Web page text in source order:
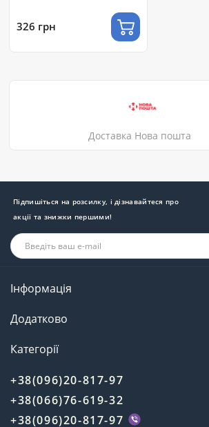
326 грн
Доставка Нова пошта
Підпишіться на розсилку, і дізнавайтеся про
акції та знижки першими!
Інформація
Додатково
Категорії
+38(096)20-817-97
+38(066)76-619-32
+38(096)20-817-97